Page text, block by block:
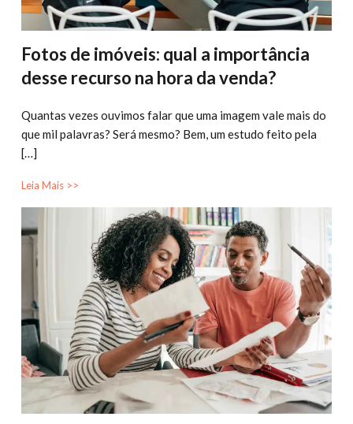
Fotos de imóveis: qual a importância
desse recurso na hora da venda?
Quantas vezes ouvimos falar que uma imagem vale mais do
que mil palavras? Será mesmo? Bem, um estudo feito pela
[…]
Leia Mais >>